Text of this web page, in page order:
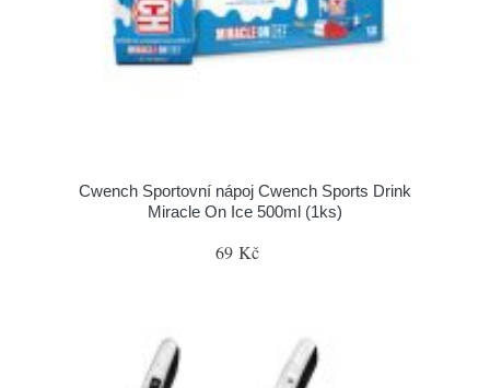
Cwench Sportovní nápoj Cwench Sports Drink
Miracle On Ice 500ml (1ks)
69 Kč